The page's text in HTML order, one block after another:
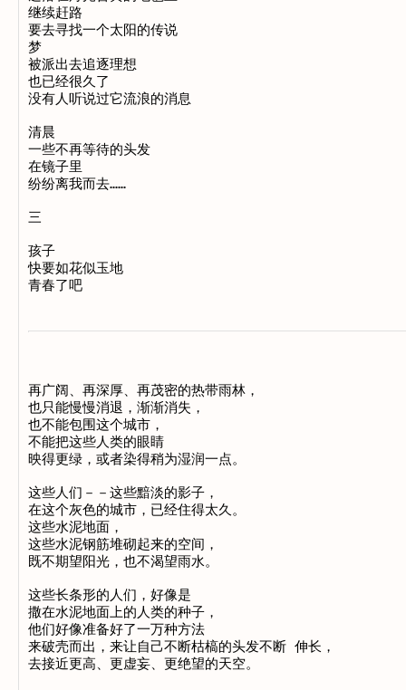
继续赶路
要去寻找一个太阳的传说
梦
被派出去追逐理想
也已经很久了
没有人听说过它流浪的消息
清晨
一些不再等待的头发
在镜子里
纷纷离我而去……
三
孩子
快要如花似玉地
再广阔、再深厚、再茂密的热带雨林，
也只能慢慢消退，渐渐消失，
也不能包围这个城市，
不能把这些人类的眼睛
映得更绿，或者染得稍为湿润一点。
这些人们－－这些黯淡的影子，
在这个灰色的城市，已经住得太久。
这些水泥地面，
这些水泥钢筋堆砌起来的空间，
既不期望阳光，也不渴望雨水。
这些长条形的人们，好像是
撒在水泥地面上的人类的种子，
他们好像准备好了一万种方法
来破壳而出，来让自己不断枯槁的头发不断 伸长，
去接近更高、更虚妄、更绝望的天空。